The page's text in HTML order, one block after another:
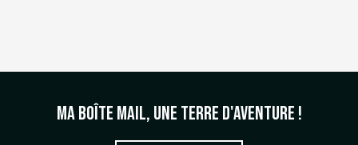
Ma boîte mail, une terre d'aventure !